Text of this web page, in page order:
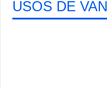
USOS DE